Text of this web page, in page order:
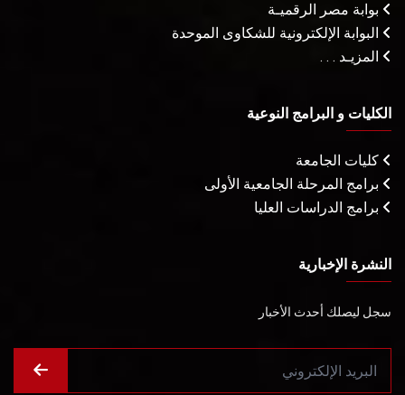
بوابة مصر الرقميـة
البوابة الإلكترونية للشكاوى الموحدة
المزيـد . . .
الكليات و البرامج النوعية
كليات الجامعة
برامج المرحلة الجامعية الأولى
برامج الدراسات العليا
النشرة الإخبارية
سجل ليصلك أحدث الأخبار